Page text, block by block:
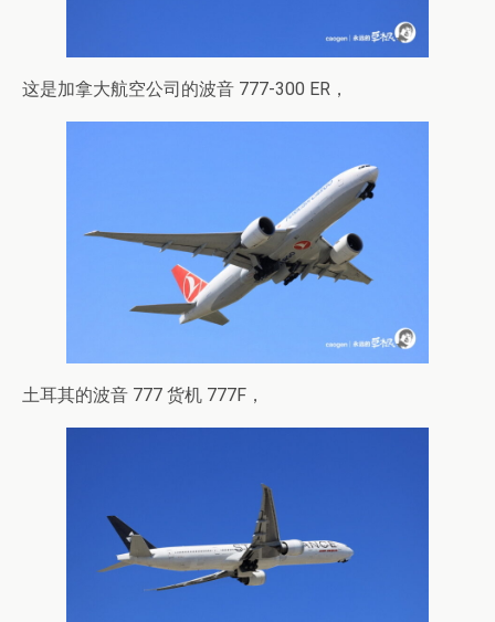
这是加拿大航空公司的波音 777-300 ER，
土耳其的波音 777 货机 777F，